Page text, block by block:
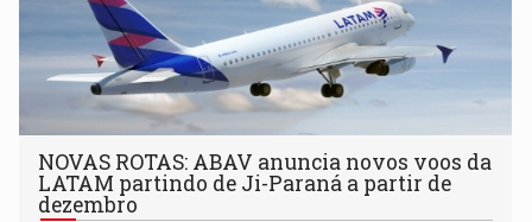
NOVAS ROTAS: ABAV anuncia novos voos da
LATAM partindo de Ji-Paraná a partir de
dezembro